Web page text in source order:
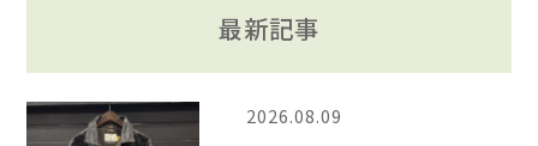
最新記事
2026.08.09